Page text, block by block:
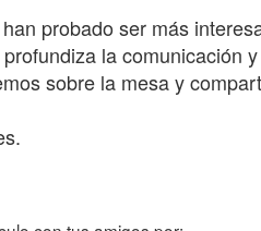
probado ser más
la comunicación
sobre la mesa y